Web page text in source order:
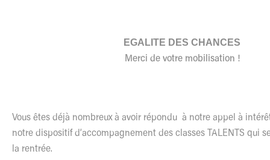
EGALITE DES CHANCES
Merci de votre mobilisation !
Vous êtes déjà nombreux à avoir répondu à notre appel à
notre dispositif d’accompagnement des classes TALENTS qui
la rentrée.